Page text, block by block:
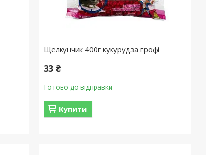
Щелкунчик 400г кукурудза профі
33 ₴
Готово до відправки
Купити